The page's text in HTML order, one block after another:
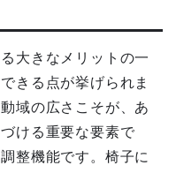
大きなメリットの一
きる点が挙げられま
域の広さこそが、あ
ける重要な要素で
整機能です。椅子に